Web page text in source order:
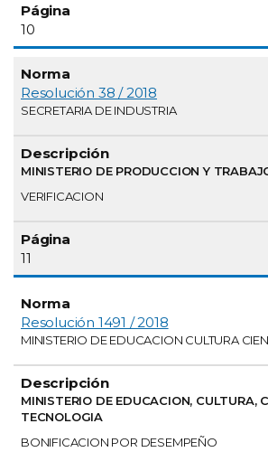
10
Resolución 38 / 2018
SECRETARIA DE INDUSTRIA
MINISTERIO DE PRODUCCION Y
VERIFICACION
11
Resolución 1491 / 2018
MINISTERIO DE EDUCACION CULTURA
MINISTERIO DE EDUCACION, CULTURA,
TECNOLOGIA
BONIFICACION POR DESEMPEÑO